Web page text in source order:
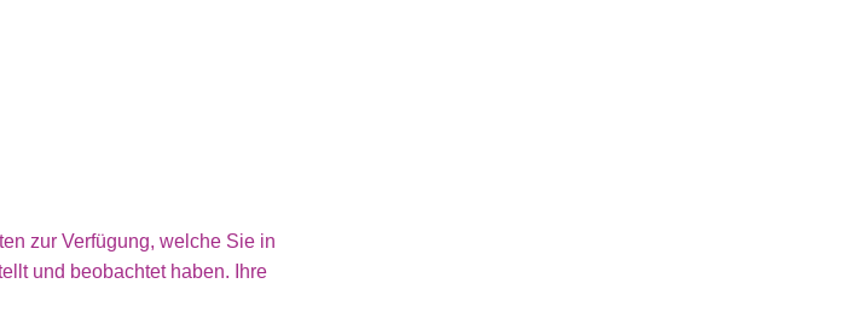
zur Verfügung, welche Sie in
und beobachtet haben. Ihre